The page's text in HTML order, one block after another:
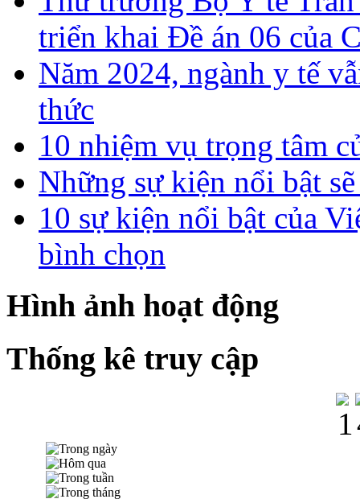
triển khai Đề án 06 của
Năm 2024, ngành y tế
thức
10 nhiệm vụ trọng tâm
Những sự kiện nổi bật
10 sự kiện nổi bật của
bình chọn
Hình ảnh hoạt động
Thống kê truy cập